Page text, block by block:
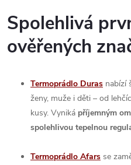
Spolehlivá
ověřených
Termoprádlo Duras nabízí
ženy, muže i děti – od
kusy. Vyniká příjemným
spolehlivou tepelnou
Termoprádlo Afars se